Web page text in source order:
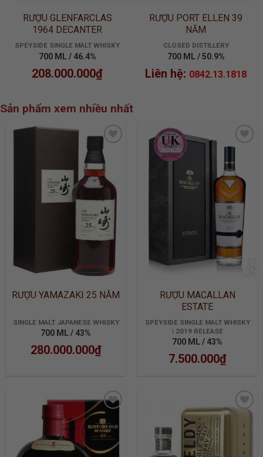
RƯỢU GLENFARCLAS
1964 DECANTER
SPEYSIDE SINGLE MALT WHISKY
700 ML / 46.4%
208.000.000₫
RƯỢU PORT ELLEN 39
NĂM
CLOSED DISTILLERY
700 ML / 50.9%
Liên hệ: 0842.13.1818
Sản phẩm xem nhiều nhất
ADD TO
WISHLIST
RƯỢU YAMAZAKI 25 NĂM
SINGLE MALT JAPANESE WHISKY
700 ML / 43%
280.000.000₫
ADD TO
WISHLIST
RƯỢU MACALLAN
ESTATE
SPEYSIDE SINGLE MALT WHISKY
| 2019 RELEASE
700 ML / 43%
7.500.000₫
ADD TO
WISHLIST
ADD TO
WISHLIST